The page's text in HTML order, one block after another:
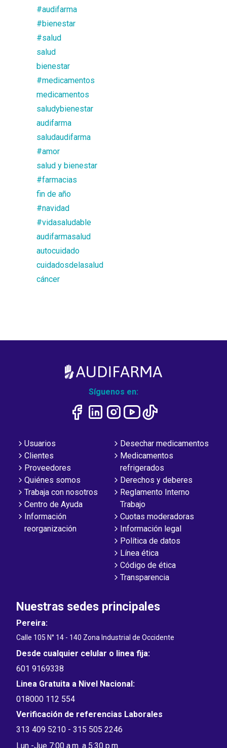
#audifarma
#bienestar
#salud
salud
bienestar
#medicamentos
medicamentos
saludybienestar
audifarma
saludaudifarma
#amor
salud y bienestar
#farmacias
fin de año
#navidad
#vidasaludable
audifarmasalud
autocuidado
cuidadosdelasalud
cáncer
Síguenos en:
Usuarios
Clientes
Proveedores
Quiénes somos
Trabaja con nosotros
Centro de Ayuda
Información
reorganización
Desechar medicamentos
Medicamentos
refrigerados
Derechos y deberes
Reglamento Interno
Trabajo
Cuotas moderadoras
Información legal
Política de datos
Línea ética
Código de ética
Transparencia
Nuestras sedes principales
Pereira:
Calle 105 N° 14 - 140 Zona Industrial de Occidente
Desde cualquier celular o linea fija:
601 9169338
Linea Gratuita a Nivel Nacional:
018000 112 554
Verificación de referencias Laborales
313 409 5210 - 315 505 2246
Lun -Jue 7:00 a.m. a 5:30 p.m.